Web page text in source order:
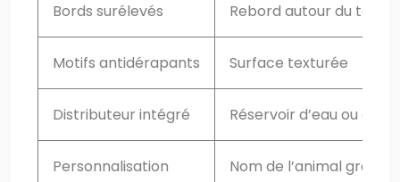
Bords surélevés Rebord autour du tapis
Motifs antidérapants Surface texturée
Distributeur intégré Réservoir d’eau ou de
Personnalisation Nom de l’animal gravé